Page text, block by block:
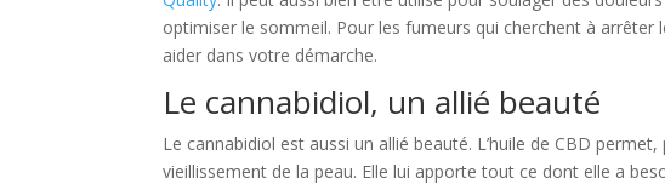
optimiser le sommeil. Pour les fumeurs qui cherchent à
aider dans votre démarche.
Le cannabidiol, un allié beauté
Le cannabidiol est aussi un allié beauté. L’huile de CBD
vieillissement de la peau. Elle lui apporte tout ce dont elle a